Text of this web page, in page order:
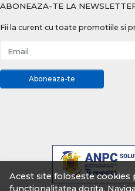
Acest site foloseste cookies
functionalitatea dorita.
ABONEAZA-TE LA
Fii la curent cu toate promotiile si
Email
Aboneaza-te